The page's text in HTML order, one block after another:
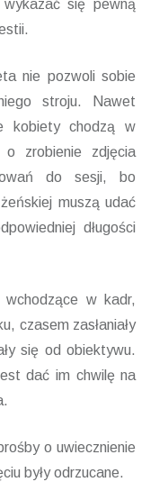
się pewną
nie pozwoli sobie
stroju. Nawet
kobiety chodzą w
o zrobienie zdjęcia
do sesji, bo
muszą udać
długości
w kadr,
czasem zasłaniały
się od obiektywu.
dać im chwilę na
o uwiecznienie
były odrzucane.